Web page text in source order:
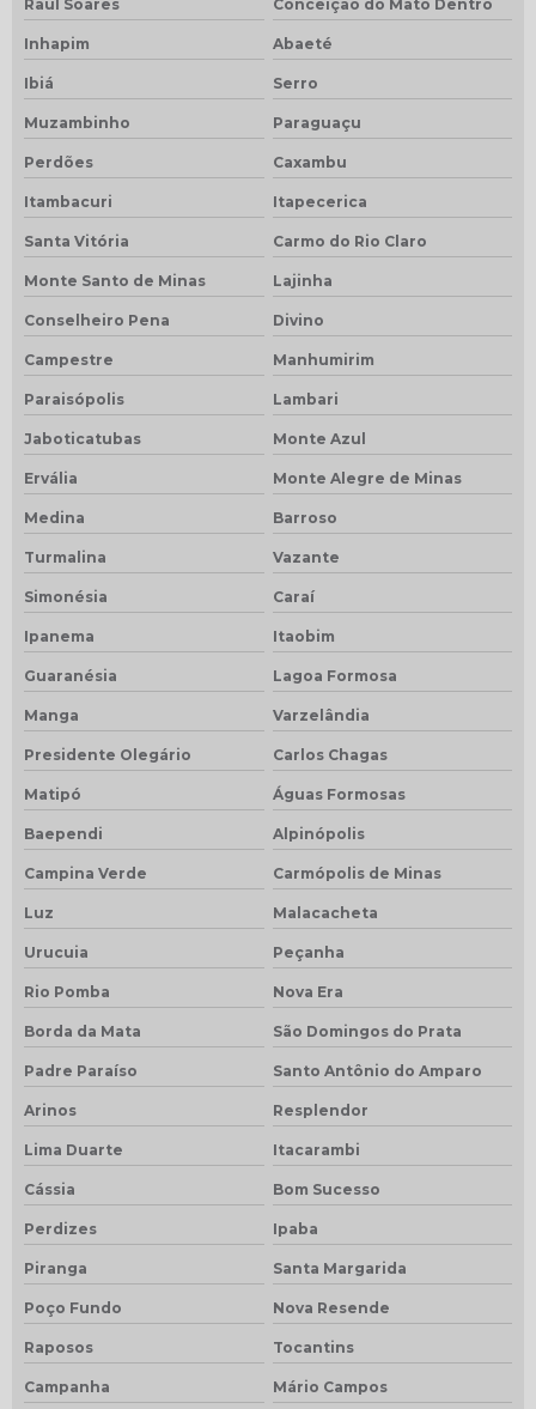
Raul Soares Conceição do Mato Dentro
Inhapim Abaeté
Ibiá Serro
Muzambinho Paraguaçu
Perdões Caxambu
Itambacuri Itapecerica
Santa Vitória Carmo do Rio Claro
Monte Santo de Minas Lajinha
Conselheiro Pena Divino
Campestre Manhumirim
Paraisópolis Lambari
Jaboticatubas Monte Azul
Ervália Monte Alegre de Minas
Medina Barroso
Turmalina Vazante
Simonésia Caraí
Ipanema Itaobim
Guaranésia Lagoa Formosa
Manga Varzelândia
Presidente Olegário Carlos Chagas
Matipó Águas Formosas
Baependi Alpinópolis
Campina Verde Carmópolis de Minas
Luz Malacacheta
Urucuia Peçanha
Rio Pomba Nova Era
Borda da Mata São Domingos do Prata
Padre Paraíso Santo Antônio do Amparo
Arinos Resplendor
Lima Duarte Itacarambi
Cássia Bom Sucesso
Perdizes Ipaba
Piranga Santa Margarida
Poço Fundo Nova Resende
Raposos Tocantins
Campanha Mário Campos